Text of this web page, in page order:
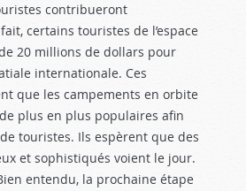
contribueront
certains touristes de l’espace
20 millions de dollars pour
internationale. Ces
que les campements en orbite
plus en plus populaires afin
touristes. Ils espèrent que des
et sophistiqués voient le jour.
entendu, la prochaine étape